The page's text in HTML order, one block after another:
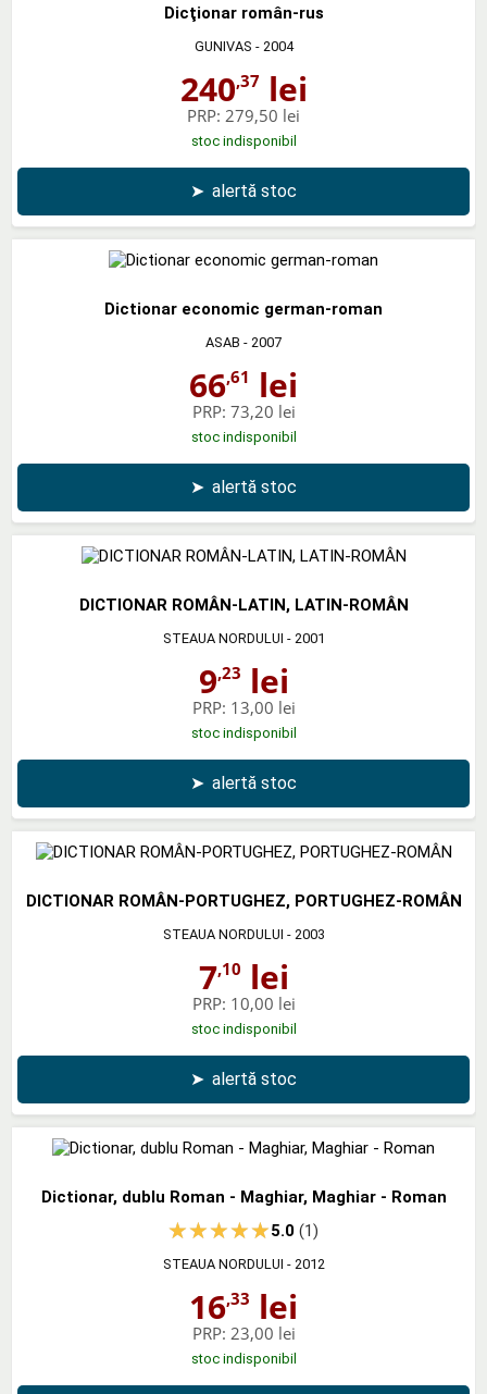
Dicţionar român-rus
GUNIVAS - 2004
240,37lei
PRP: 279,50 lei
stoc indisponibil
➤ alertă stoc
Dictionar economic german-roman
ASAB - 2007
66,61 lei
PRP: 73,20 lei
stoc indisponibil
➤ alertă stoc
DICTIONAR ROMÂN-LATIN, LATIN-ROMÂN
STEAUA NORDULUI - 2001
9,23 lei
PRP: 13,00 lei
stoc indisponibil
➤ alertă stoc
DICTIONAR ROMÂN-PORTUGHEZ, PORTUGHEZ-ROMÂN
STEAUA NORDULUI - 2003
7,10 lei
PRP: 10,00 lei
stoc indisponibil
➤ alertă stoc
Dictionar, dublu Roman - Maghiar, Maghiar - Roman
5.0(1)
STEAUA NORDULUI - 2012
16,33 lei
PRP: 23,00 lei
stoc indisponibil